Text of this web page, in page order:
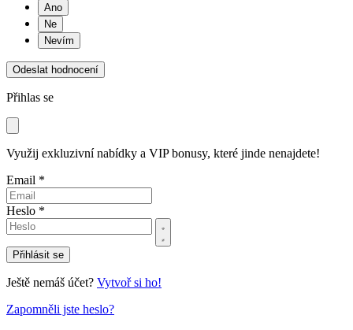
Ano
Ne
Nevím
Odeslat hodnocení
Přihlas se
Využij exkluzivní nabídky a VIP bonusy, které jinde nenajdete!
Email *
Heslo *
Přihlásit se
Ještě nemáš účet? Vytvoř si ho!
Zapomněli jste heslo?